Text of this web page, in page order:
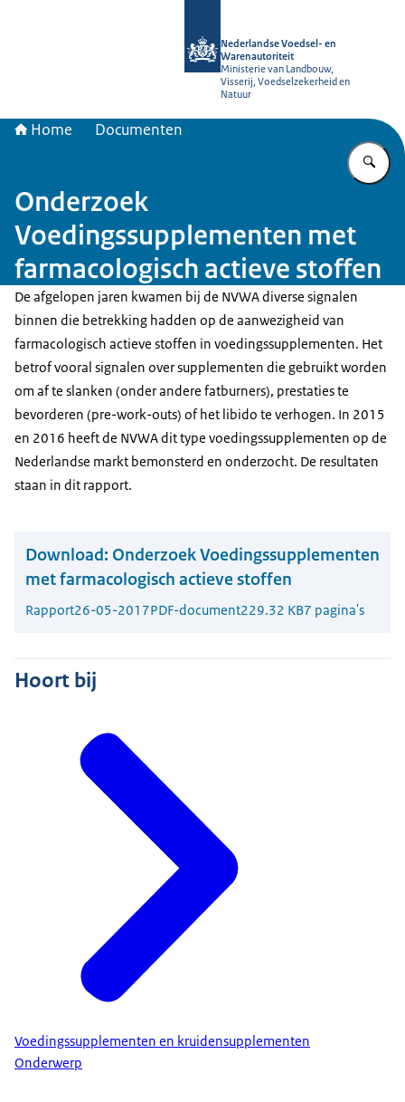
Nederlandse Voedsel- en
Warenautoriteit
Ministerie van Landbouw,
Visserij, Voedselzekerheid en
Natuur
Home Documenten
Onderzoek
Voedingssupplementen met
farmacologisch actieve stoffen
De afgelopen jaren kwamen bij de NVWA diverse signalen
binnen die betrekking hadden op de aanwezigheid van
farmacologisch actieve stoffen in voedingssupplementen. Het
betrof vooral signalen over supplementen die gebruikt worden
om af te slanken (onder andere fatburners), prestaties te
bevorderen (pre-work-outs) of het libido te verhogen. In 2015
en 2016 heeft de NVWA dit type voedingssupplementen op de
Nederlandse markt bemonsterd en onderzocht. De resultaten
staan in dit rapport.
Download: Onderzoek Voedingssupplementen
met farmacologisch actieve stoffen
Rapport26-05-2017PDF-document229.32 KB7 pagina's
Hoort bij
Voedingssupplementen en kruidensupplementen
Onderwerp